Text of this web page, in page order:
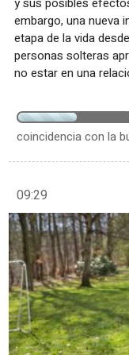
embargo, una nueva
etapa de la vida
personas solteras
no estar en una
coincidencia con la
09:29